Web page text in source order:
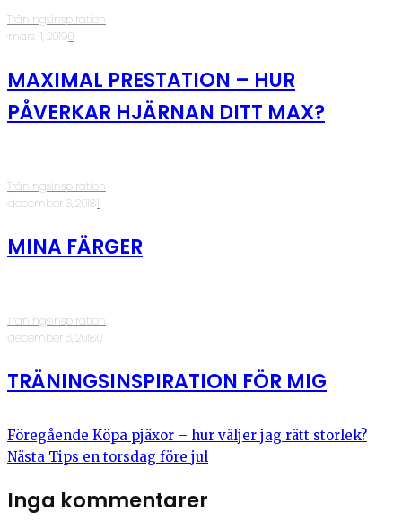
Träningsinspiration
·mars 11, 2019·0
MAXIMAL PRESTATION – HUR
PÅVERKAR HJÄRNAN DITT MAX?
Träningsinspiration
·december 6, 2018·1
MINA FÄRGER
Träningsinspiration
·december 6, 2018·0
TRÄNINGSINSPIRATION FÖR MIG
Föregående Köpa pjäxor – hur väljer jag rätt storlek?
Nästa Tips en torsdag före jul
Inga kommentarer